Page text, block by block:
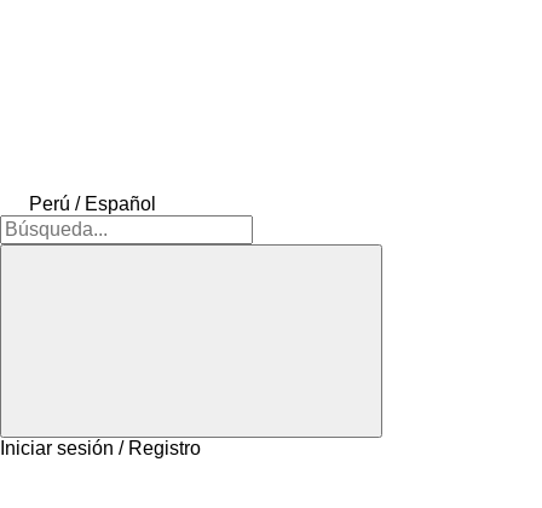
Perú / Español
Iniciar sesión / Registro